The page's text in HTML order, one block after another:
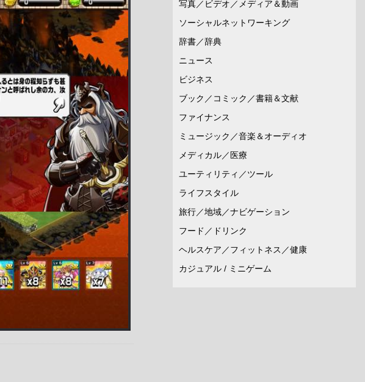
写真／ビデオ／メディア＆動画
ソーシャルネットワーキング
辞書／辞典
ニュース
ビジネス
ブック／コミック／書籍＆文献
ファイナンス
ミュージック／音楽＆オーディオ
メディカル／医療
ユーティリティ／ツール
ライフスタイル
旅行／地域／ナビゲーション
フード／ドリンク
ヘルスケア／フィットネス／健康
カジュアル / ミニゲーム